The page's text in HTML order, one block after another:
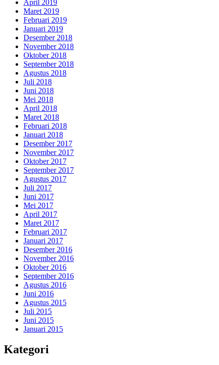
April 2019
Maret 2019
Februari 2019
Januari 2019
Desember 2018
November 2018
Oktober 2018
September 2018
Agustus 2018
Juli 2018
Juni 2018
Mei 2018
April 2018
Maret 2018
Februari 2018
Januari 2018
Desember 2017
November 2017
Oktober 2017
September 2017
Agustus 2017
Juli 2017
Juni 2017
Mei 2017
April 2017
Maret 2017
Februari 2017
Januari 2017
Desember 2016
November 2016
Oktober 2016
September 2016
Agustus 2016
Juni 2016
Agustus 2015
Juli 2015
Juni 2015
Januari 2015
Kategori